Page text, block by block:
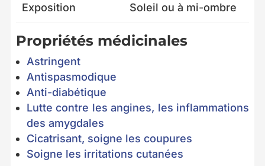
Exposition Soleil ou à mi-ombre
Propriétés médicinales
Astringent
Antispasmodique
Anti-diabétique
Lutte contre les angines, les inflammations
des amygdales
Cicatrisant, soigne les coupures
Soigne les irritations cutanées